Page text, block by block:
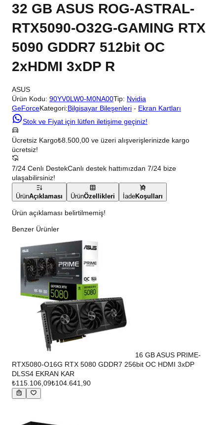
32 GB ASUS ROG-ASTRAL-
RTX5090-O32G-GAMING RTX
5090 GDDR7 512bit OC
2xHDMI 3xDP R
ASUS
Ürün Kodu: 90YV0LW0-M0NA00Tip: Nvidia
GeForceKategori:Bilgisayar Bileşenleri - Ekran Kartları
Stok ve Fiyat için lütfen iletişime geçiniz!
Ücretsiz Kargo₺8.500,00 ve üzeri alışverişlerinizde kargo
ücretsiz!
7/24 Cenlı DestekCanlı destek hattımızdan 7/24 bize
ulaşabilirsiniz!
ÜrünAçıklaması ÜrünÖzellikleri İadeKoşulları
Ürün açıklaması belirtilmemiş!
Benzer Ürünler
16 GB ASUS PRIME-
RTX5080-O16G RTX 5080 GDDR7 256bit OC HDMI 3xDP
DLSS4 EKRAN KAR
₺115.106,09₺104.641,90